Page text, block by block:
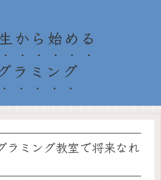
から始める
ラミング
ラミング教室で将来なれ